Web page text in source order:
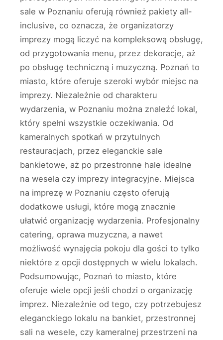
sale w Poznaniu oferują również pakiety all-
inclusive, co oznacza, że organizatorzy
imprezy mogą liczyć na kompleksową obsługę,
od przygotowania menu, przez dekoracje, aż
po obsługę techniczną i muzyczną. Poznań to
miasto, które oferuje szeroki wybór miejsc na
imprezy. Niezależnie od charakteru
wydarzenia, w Poznaniu można znaleźć lokal,
który spełni wszystkie oczekiwania. Od
kameralnych spotkań w przytulnych
restauracjach, przez eleganckie sale
bankietowe, aż po przestronne hale idealne
na wesela czy imprezy integracyjne. Miejsca
na imprezę w Poznaniu często oferują
dodatkowe usługi, które mogą znacznie
ułatwić organizację wydarzenia. Profesjonalny
catering, oprawa muzyczna, a nawet
możliwość wynajęcia pokoju dla gości to tylko
niektóre z opcji dostępnych w wielu lokalach.
Podsumowując, Poznań to miasto, które
oferuje wiele opcji jeśli chodzi o organizację
imprez. Niezależnie od tego, czy potrzebujesz
eleganckiego lokalu na bankiet, przestronnej
sali na wesele, czy kameralnej przestrzeni na